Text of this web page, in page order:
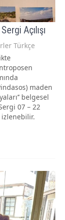
Açılışı
Türkçe
maden
belgesel
07 – 22
izlenebilir.